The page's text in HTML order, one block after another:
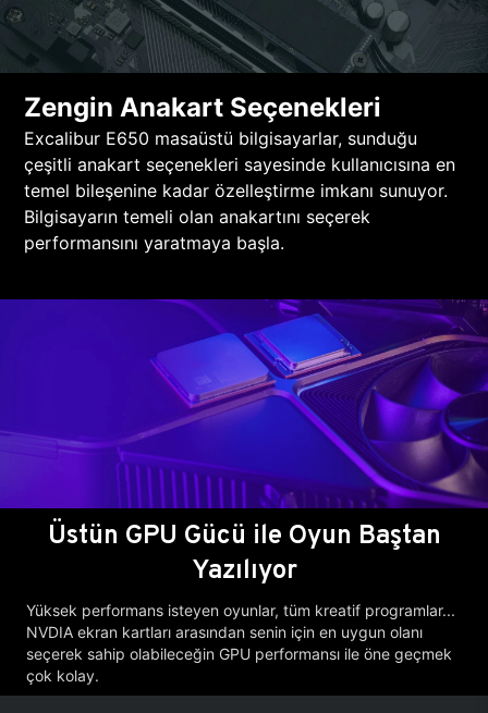
Zengin Anakart Seçenekleri
Excalibur E650 masaüstü bilgisayarlar, sunduğu
çeşitli anakart seçenekleri sayesinde kullanıcısına en
temel bileşenine kadar özelleştirme imkanı sunuyor.
Bilgisayarın temeli olan anakartını seçerek
performansını yaratmaya başla.
Üstün GPU Gücü ile Oyun Baştan
Yazılıyor
Yüksek performans isteyen oyunlar, tüm kreatif programlar...
NVDIA ekran kartları arasından senin için en uygun olanı
seçerek sahip olabileceğin GPU performansı ile öne geçmek
çok kolay.